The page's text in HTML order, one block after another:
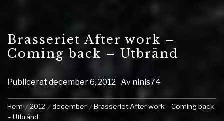
Brasseriet After work –
Coming back – Utbränd
Publicerat december 6, 2012 Av ninis74
Hem 2012 december
Brasseriet After work – Coming back
– Utbränd